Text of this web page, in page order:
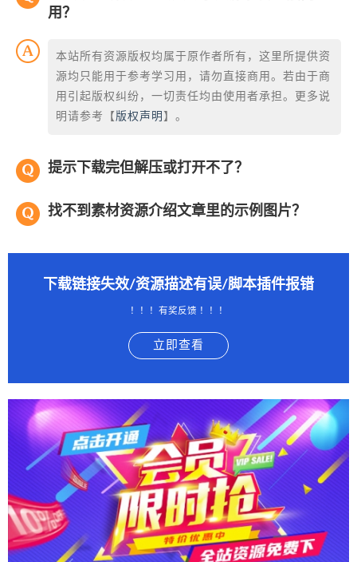
用？
本站所有资源版权均属于原作者所有，这里所提供资
源均只能用于参考学习用，请勿直接商用。若由于商
用引起版权纠纷，一切责任均由使用者承担。更多说
明请参考【 版权声明 】。
提示下载完但解压或打开不了？
找不到素材资源介绍文章里的示例图片？
下载链接失效/资源描述有误/脚本插件报错
！！！有奖反馈 ！！！
立即查看